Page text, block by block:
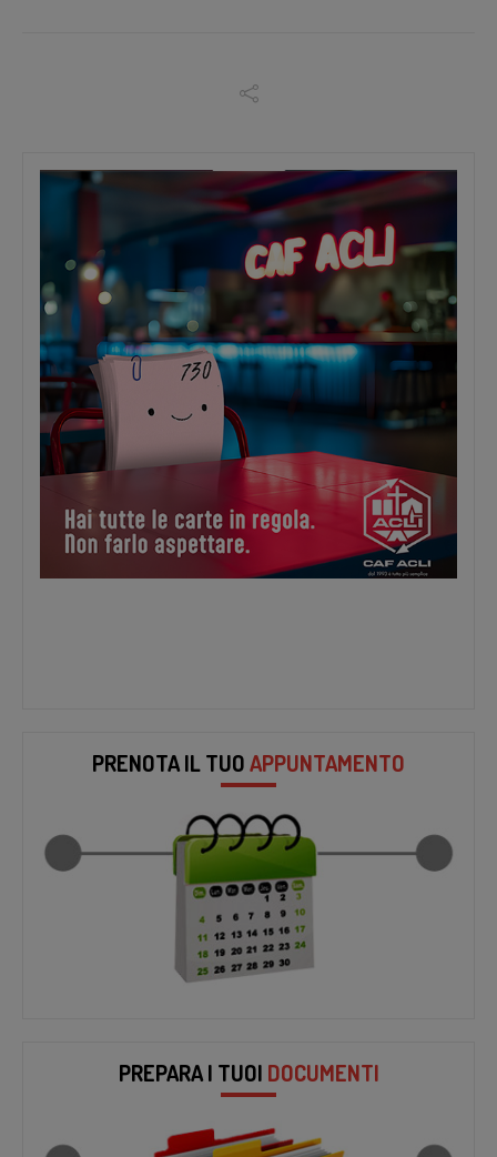
PRENOTA IL TUOAPPUNTAMENTO
PREPARA I TUOI DOCUMENTI